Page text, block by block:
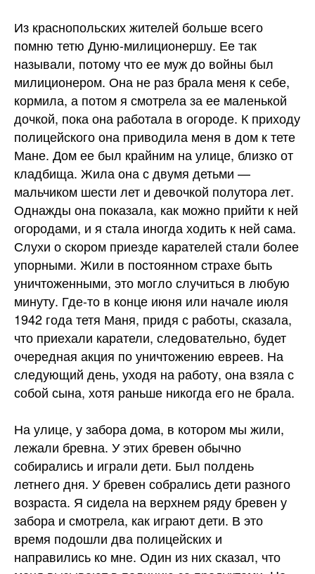
Из краснопольских жителей больше всего
помню тетю Дуню-милиционершу. Ее так
называли, потому что ее муж до войны был
милиционером. Она не раз брала меня к себе,
кормила, а потом я смотрела за ее маленькой
дочкой, пока она работала в огороде. К приходу
полицейского она приводила меня в дом к тете
Мане. Дом ее был крайним на улице, близко от
кладбища. Жила она с двумя детьми —
мальчиком шести лет и девочкой полутора лет.
Однажды она показала, как можно прийти к ней
огородами, и я стала иногда ходить к ней сама.
Слухи о скором приезде карателей стали более
упорными. Жили в постоянном страхе быть
уничтоженными, это могло случиться в любую
минуту. Где-то в конце июня или начале июля
1942 года тетя Маня, придя с работы, сказала,
что приехали каратели, следовательно, будет
очередная акция по уничтожению евреев. На
следующий день, уходя на работу, она взяла с
собой сына, хотя раньше никогда его не брала.
На улице, у забора дома, в котором мы жили,
лежали бревна. У этих бревен обычно
собирались и играли дети. Был полдень
летнего дня. У бревен собрались дети разного
возраста. Я сидела на верхнем ряду бревен у
забора и смотрела, как играют дети. В это
время подошли два полицейских и
направились ко мне. Один из них сказал, что